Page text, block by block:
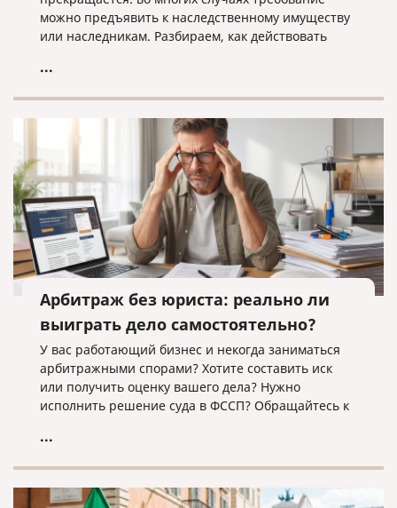
можно предъявить к наследственному имуществу
или наследникам. Разбираем, как действовать
наследство, еще не приняли его или когда
...
Арбитраж без юриста: реально ли
выиграть дело самостоятельно?
У вас работающий бизнес и некогда заниматься
арбитражными спорами? Хотите составить иск
или получить оценку вашего дела? Нужно
исполнить решение суда в ФССП? Обращайтесь к
...